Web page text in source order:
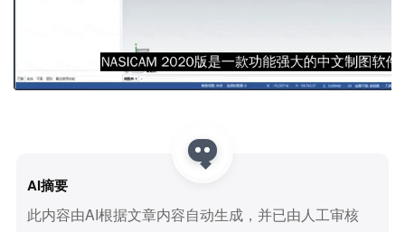
AI摘要
此内容由AI根据文章内容自动生成，并已由人工审核